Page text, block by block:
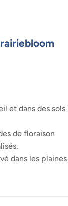
et dans des sols
de floraison
dans les plaines